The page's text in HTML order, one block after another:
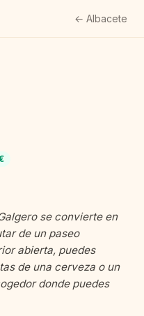
← Albacete
se convierte en
de un paseo
abierta, puedes
de una cerveza o un
donde puedes